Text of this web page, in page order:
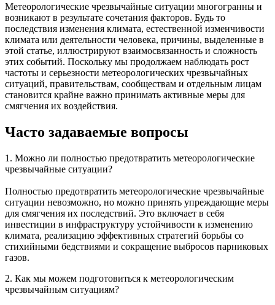
Метеорологические чрезвычайные ситуации многогранны и
возникают в результате сочетания факторов. Будь то
последствия изменения климата, естественной изменчивости
климата или деятельности человека, причины, выделенные в
этой статье, иллюстрируют взаимосвязанность и сложность
этих событий. Поскольку мы продолжаем наблюдать рост
частоты и серьезности метеорологических чрезвычайных
ситуаций, правительствам, сообществам и отдельным лицам
становится крайне важно принимать активные меры для
смягчения их воздействия.
Часто задаваемые вопросы
1. Можно ли полностью предотвратить метеорологические
чрезвычайные ситуации?
Полностью предотвратить метеорологические чрезвычайные
ситуации невозможно, но можно принять упреждающие меры
для смягчения их последствий. Это включает в себя
инвестиции в инфраструктуру устойчивости к изменению
климата, реализацию эффективных стратегий борьбы со
стихийными бедствиями и сокращение выбросов парниковых
газов.
2. Как мы можем подготовиться к метеорологическим
чрезвычайным ситуациям?